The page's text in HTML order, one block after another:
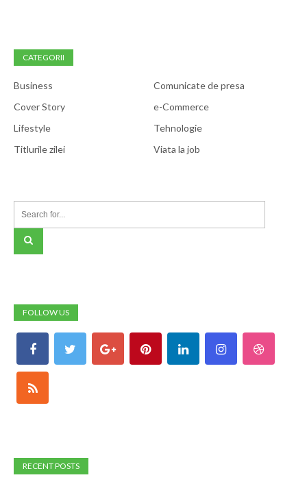
CATEGORII
Business
Comunicate de presa
Cover Story
e-Commerce
Lifestyle
Tehnologie
Titlurile zilei
Viata la job
FOLLOW US
RECENT POSTS